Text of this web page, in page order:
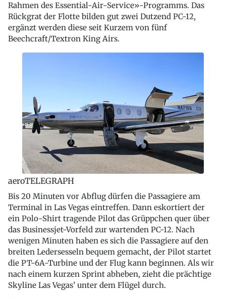
Rahmen des Essential-Air-Service»-Programms. Das
Rückgrat der Flotte bilden gut zwei Dutzend PC-12,
ergänzt werden diese seit Kurzem von fünf
Beechcraft/Textron King Airs.
aeroTELEGRAPH
Bis 20 Minuten vor Abflug dürfen die Passagiere am
Terminal in Las Vegas eintreffen. Dann eskortiert der
ein Polo-Shirt tragende Pilot das Grüppchen quer über
das Businessjet-Vorfeld zur wartenden PC-12. Nach
wenigen Minuten haben es sich die Passagiere auf den
breiten Ledersesseln bequem gemacht, der Pilot startet
die PT-6A-Turbine und der Flug kann beginnen. Als wir
nach einem kurzen Sprint abheben, zieht die prächtige
Skyline Las Vegas’ unter dem Flügel durch.